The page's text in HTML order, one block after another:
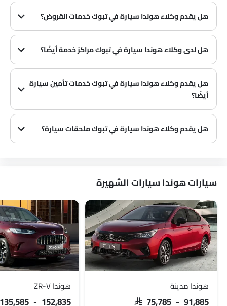
هل يقدم وكلاء هوندا سيارة في تبوك خدمات القروض؟
هل لدى وكلاء هوندا سيارة في تبوك مراكز خدمة أيضًا؟
هل يقدم وكلاء هوندا سيارة في تبوك خدمات تأمين سيارة
أيضًا؟
هل يقدم وكلاء هوندا سيارة في تبوك ملحقات سيارة؟
سيارات هوندا سيارات الشهيرة
هوندا مدينة
SAR 75,785 - 91,885
هوندا ZR-V
135,585 - 152,835